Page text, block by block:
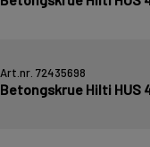
Art.nr. 72435698
Betongskrue Hilti HUS